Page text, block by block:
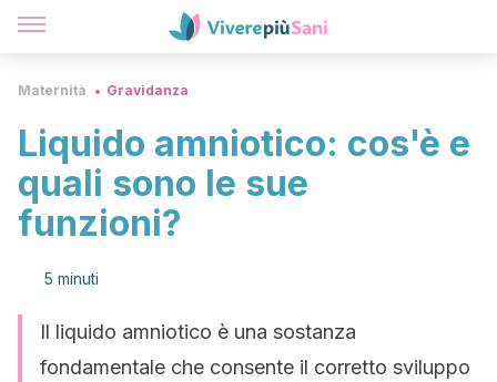
Maternità Gravidanza
Liquido amniotico: cos'è e
quali sono le sue
funzioni?
5 minuti
Il liquido amniotico è una sostanza
fondamentale che consente il corretto sviluppo